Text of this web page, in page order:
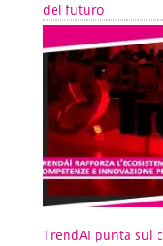
del futuro
TrendAI punta sul